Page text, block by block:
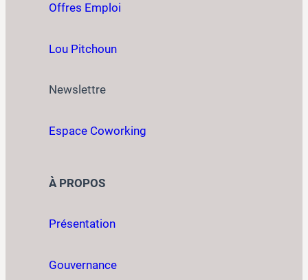
Offres Emploi
Lou Pitchoun
Newslettre
Espace Coworking
À PROPOS
Présentation
Gouvernance